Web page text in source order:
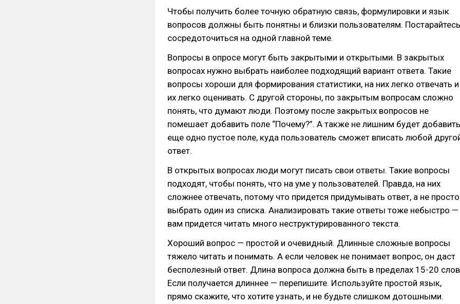
Чтобы получить более точную обратную связь, формулировки и язык
вопросов должны быть понятны и близки пользователям. Постарайтесь
сосредоточиться на одной главной теме.
Вопросы в опросе могут быть закрытыми и открытыми. В закрытых
вопросах нужно выбрать наиболее подходящий вариант ответа. Такие
вопросы хороши для формирования статистики, на них легко отвечать и
их легко оценивать. С другой стороны, по закрытым вопросам сложно
понять, что думают люди. Поэтому после закрытых вопросов не
помешает добавить поле “Почему?”. А также не лишним будет добавить
еще одно пустое поле, куда пользователь сможет вписать любой
ответ.
В открытых вопросах люди могут писать свои ответы. Такие вопросы
подходят, чтобы понять, что на уме у пользователей. Правда, на них
сложнее отвечать, потому что придется придумывать ответ, а не просто
выбрать один из списка. Анализировать такие ответы тоже небыстро —
вам придется читать много неструктурированного текста.
Хороший вопрос — простой и очевидный. Длинные сложные вопросы
тяжело читать и понимать. А если человек не понимает вопрос, он даст
бесполезный ответ. Длина вопроса должна быть в пределах 15-20
Если получается длиннее — перепишите. Используйте простой язык,
прямо скажите, что хотите узнать, и не будьте слишком дотошными.